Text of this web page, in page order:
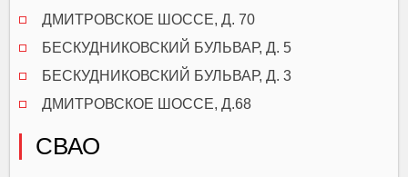
ДМИТРОВСКОЕ ШОССЕ, Д. 70
БЕСКУДНИКОВСКИЙ БУЛЬВАР, Д. 5
БЕСКУДНИКОВСКИЙ БУЛЬВАР, Д. 3
ДМИТРОВСКОЕ ШОССЕ, Д.68
СВАО